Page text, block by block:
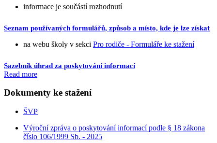
informace je součástí rozhodnutí
Seznam používaných formulářů, způsob a místo, kde je lze získat
na webu školy v sekci Pro rodiče - Formuláře ke stažení
Sazebník úhrad za poskytování informací
Read more
Dokumenty ke stažení
ŠVP
Výroční zpráva o poskytování informací podle § 18 zákona
číslo 106/1999 Sb. - 2025